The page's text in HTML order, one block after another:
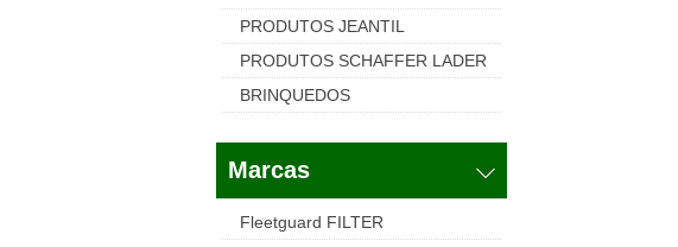
PRODUTOS JEANTIL
PRODUTOS SCHAFFER LADER
BRINQUEDOS
Marcas
Fleetguard FILTER